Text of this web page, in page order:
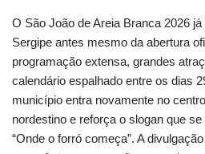
O São João de Areia Branca 2026
Sergipe antes mesmo da abertura
programação extensa, grandes
calendário espalhado entre os dias
município entra novamente no
nordestino e reforça o slogan que
“Onde o forró começa”. A